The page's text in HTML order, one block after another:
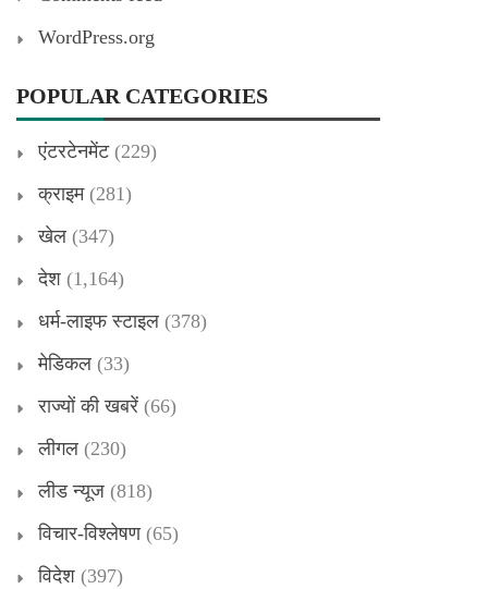
WordPress.org
POPULAR CATEGORIES
एंटरटेनमेंट(229)
क्राइम(281)
खेल (347)
देश (1,164)
धर्म-लाइफ स्टाइल (378)
मेडिकल (33)
राज्यों की खबरें (66)
लीगल (230)
लीड न्यूज (818)
विचार-विश्लेषण(65)
विदेश (397)